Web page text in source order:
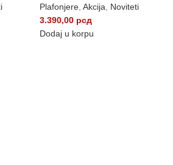
Plafonjere Akcija
Noviteti
3.390,00 рсд
Dodaj u korpu